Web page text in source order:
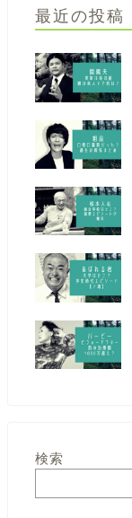
最近の投稿
検索